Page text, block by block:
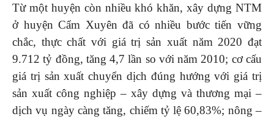
Từ một huyện còn nhiều khó khăn, xây dựng NTM
ở huyện Cẩm Xuyên đã có nhiều bước tiến vững
chắc, thực chất với giá trị sản xuất năm 2020 đạt
9.712 tỷ đồng, tăng 4,7 lần so với năm 2010; cơ cấu
giá trị sản xuất chuyển dịch đúng hướng với giá trị
sản xuất công nghiệp – xây dựng và thương mại –
dịch vụ ngày càng tăng, chiếm tỷ lệ 60,83%; nông –